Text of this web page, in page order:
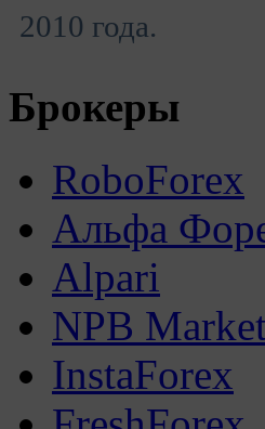
2010 года.
Брокеры
RoboForex
Альфа
Alpari
NPB
InstaForex